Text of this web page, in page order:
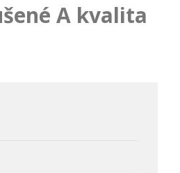
A kvalita